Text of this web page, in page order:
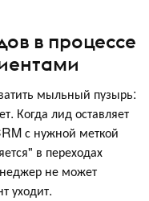
в процессе
мыльный пузырь:
Когда лид оставляет
с нужной меткой
в переходах
не может
уходит.